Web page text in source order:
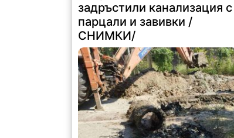
задръстили канализация с
парцали и завивки /
СНИМКИ/